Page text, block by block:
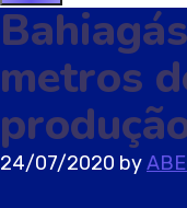
metros
24/07/2020 by